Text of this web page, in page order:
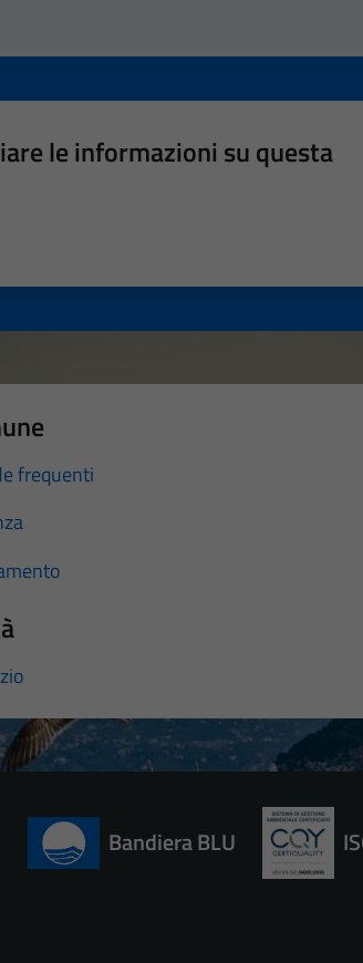
le informazioni su questa
frequenti
Bandiera BLU